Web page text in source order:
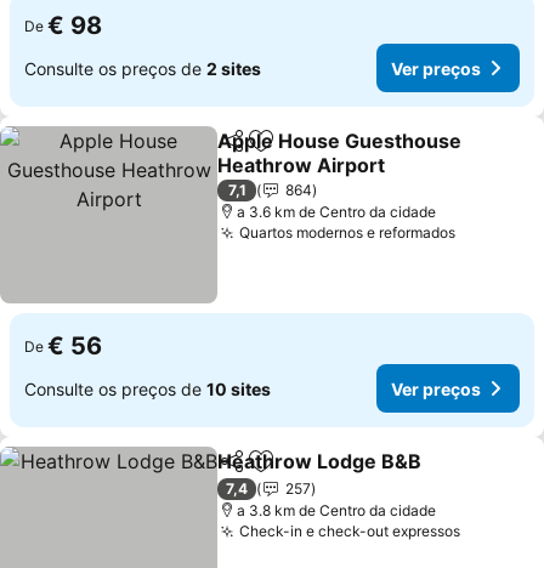
De € 98
Consulte os preços de 2 sites Ver preços
PartilharAdicionar aos favoritos
Apple House Guesthouse
Heathrow Airport
Ver preços
7,1
864
a 3.6 km de Centro da cidade
Quartos modernos e reformadosVer
De € 56
Consulte os preços de 10 sites Ver preços
PartilharAdicionar aos favoritos
Heathrow Lodge B&B
7,4
257
a 3.8 km de Centro da cidade
Check-in e check-out expressosVer